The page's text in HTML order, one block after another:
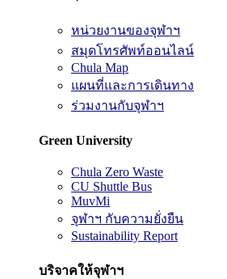
หน่วยงานของจุฬาฯ
สมุดโทรศัพท์ออนไลน์
Chula Map
แผนที่และการเดินทาง
ร่วมงานกับจุฬาฯ
Green University
Chula Zero Waste
CU Shuttle Bus
MuvMi
จุฬาฯ กับความยั่งยืน
Sustainability Report
บริจาคให้จุฬาฯ